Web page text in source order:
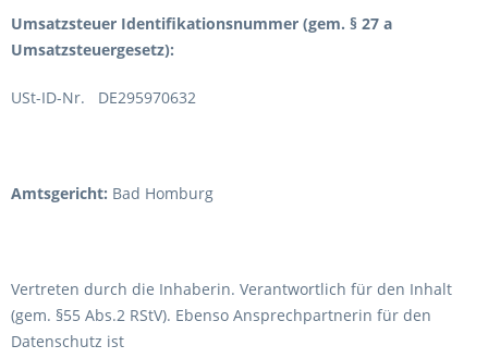
Umsatzsteuer Identifikationsnummer (gem. § 27 a
Umsatzsteuergesetz):
USt-ID-Nr. DE295970632
Amtsgericht: Bad Homburg
Vertreten durch die Inhaberin. Verantwortlich für den Inhalt
(gem. §55 Abs.2 RStV). Ebenso Ansprechpartnerin für den
Datenschutz ist